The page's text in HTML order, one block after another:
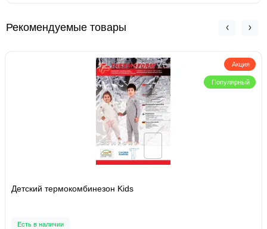
Рекомендуемые товары
Акция
Популярный
Детский термокомбинезон Kids
Есть в наличии